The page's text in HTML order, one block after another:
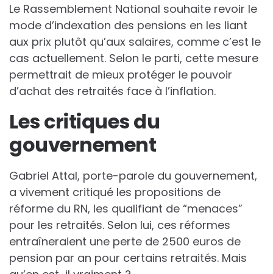
Le Rassemblement National souhaite revoir le
mode d’indexation des pensions en les liant
aux prix plutôt qu’aux salaires, comme c’est le
cas actuellement. Selon le parti, cette mesure
permettrait de mieux protéger le pouvoir
d’achat des retraités face à l’inflation.
Les critiques du
gouvernement
Gabriel Attal, porte-parole du gouvernement,
a vivement critiqué les propositions de
réforme du RN, les qualifiant de “menaces”
pour les retraités. Selon lui, ces réformes
entraîneraient une perte de 2500 euros de
pension par an pour certains retraités. Mais